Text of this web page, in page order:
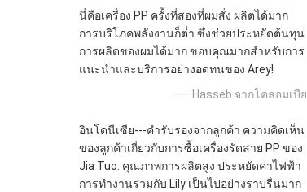
นี่คือเครื่อง PP ครั้งที่สองที่ผมสั่ง ผลิตได้มาก
การบริโภคพลังงานก็ต่ํา ซึ่งช่วยประหยัดต้นทุน
การผลิตของผมได้มาก ขอบคุณมากสําหรับการ
แนะนําและบริการอย่างอดทนของ Arey!
—— Hasseb จากโคลอมเบีย
อินโดนีเซีย---คำรับรองจากลูกค้า ความคิดเห็น
ของลูกค้าเกี่ยวกับการซื้อเครื่องรัดสาย PP ของ
Jia Tuo: คุณภาพการผลิตสูง ประหยัดค่าไฟฟ้า
การทำงานร่วมกับ Lily เป็นไปอย่างราบรื่นมาก